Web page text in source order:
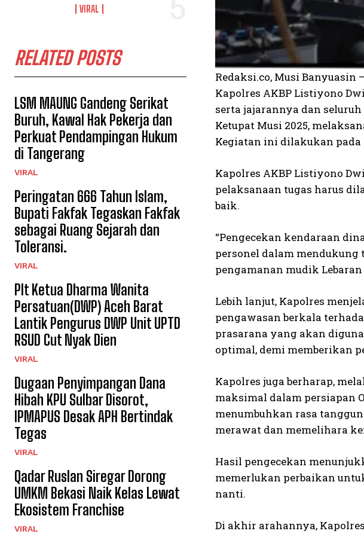
VIRAL
RELATED POSTS
LSM MAUNG Gandeng Serikat
Buruh, Kawal Hak Pekerja dan
Perkuat Pendampingan Hukum
di Tangerang
VIRAL
Peringatan 666 Tahun Islam,
Bupati Fakfak Tegaskan Fakfak
sebagai Ruang Sejarah dan
Toleransi.
VIRAL
Plt Ketua Dharma Wanita
Persatuan(DWP) Aceh Barat
Lantik Pengurus DWP Unit UPTD
RSUD Cut Nyak Dien
VIRAL
Dugaan Penyimpangan Dana
Hibah KPU Sulbar Disorot,
IPMAPUS Desak APH Bertindak
Tegas
VIRAL
Qadar Ruslan Siregar Dorong
UMKM Bekasi Naik Kelas Lewat
Ekosistem Franchise
VIRAL
Redaksi.co, Musi
Kapolres AKBP Listiyono
serta jajarannya dan
Ketupat Musi 2025,
Kegiatan ini dilakukan pada
Kapolres AKBP Listiyono
pelaksanaan tugas harus
baik.
“Pengecekan kendaraan
personel dalam
pengamanan mudik Lebaran
Lebih lanjut, Kapolres
pengawasan berkala
prasarana yang akan
optimal, demi memberikan
Kapolres juga berharap,
maksimal dalam persiapan
menumbuhkan rasa
merawat dan memelihara
Hasil pengecekan
memerlukan perbaikan
nanti.
Di akhir arahannya,